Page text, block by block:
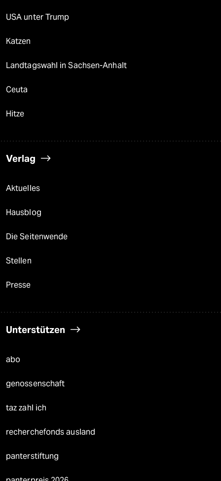
USA unter Trump
Katzen
Landtagswahl in Sachsen-Anhalt
Ceuta
Hitze
Verlag
Aktuelles
Hausblog
Die Seitenwende
Stellen
Presse
Unterstützen
abo
genossenschaft
taz zahl ich
recherchefonds ausland
panterstiftung